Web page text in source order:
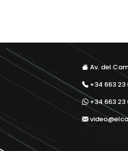
Av. del
+34 663 23
+34 663 23